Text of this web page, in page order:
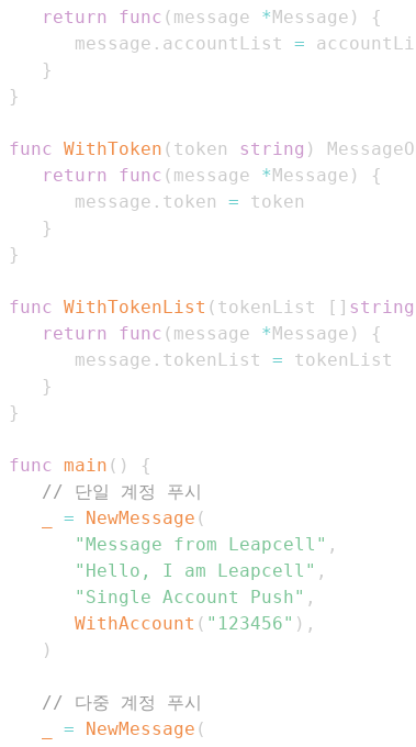
return
func ( message * Message )
{
      message
. accountList =
}
}
func WithToken ( token string )
return
func ( message * Message )
{
      message
. token =
}
}
func WithTokenList ( tokenList [ ] string
return
func ( message * Message )
{
      message
. tokenList =
}
}
func main ( )
{
// 단일 계정 푸시
= NewMessage (
"Message from Leapcell" ,
"Hello, I am Leapcell" ,
"Single Account Push" ,
WithAccount ( "123456" ) ,
)
// 다중 계정 푸시
= NewMessage (